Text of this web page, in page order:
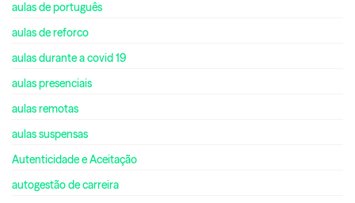
aulas de português
aulas de reforco
aulas durante a covid 19
aulas presenciais
aulas remotas
aulas suspensas
Autenticidade e Aceitação
autogestão de carreira